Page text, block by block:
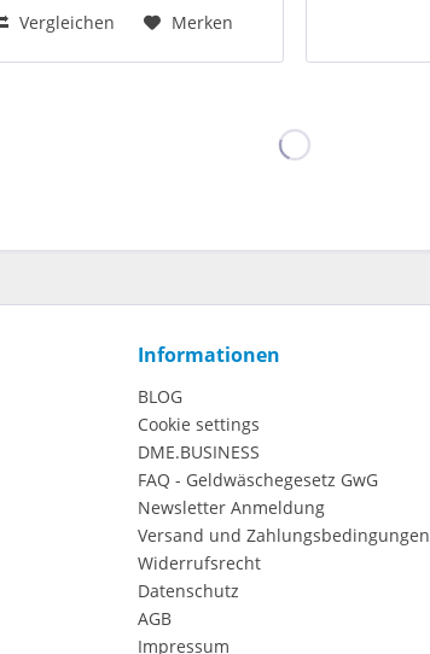
Vergleichen Merken
Informationen
BLOG
Cookie settings
DME.BUSINESS
FAQ - Geldwäschegesetz GwG
Newsletter Anmeldung
Versand und Zahlungsbedingungen
Widerrufsrecht
Datenschutz
AGB
Impressum